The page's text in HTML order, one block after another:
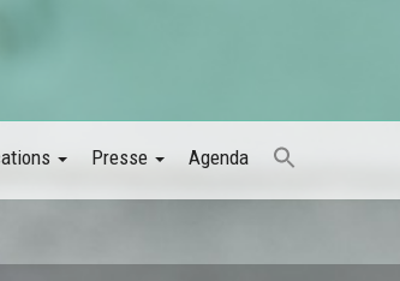
Presse Agenda